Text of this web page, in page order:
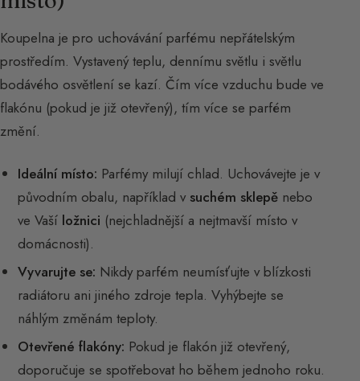
Koupelna je pro uchovávání parfému nepřátelským
prostředím. Vystavený teplu, dennímu světlu i světlu
bodávého osvětlení se kazí. Čím více vzduchu bude ve
flakónu (pokud je již otevřený), tím více se parfém
změní.
Ideální místo: Parfémy milují chlad. Uchovávejte je v
původním obalu, například v suchém sklepě nebo
ve Vaší ložnici (nejchladnější a nejtmavší místo v
domácnosti).
Vyvarujte se: Nikdy parfém neumísťujte v blízkosti
radiátoru ani jiného zdroje tepla. Vyhýbejte se
náhlým změnám teploty.
Otevřené flakóny: Pokud je flakón již otevřený,
doporučuje se spotřebovat ho během jednoho roku.